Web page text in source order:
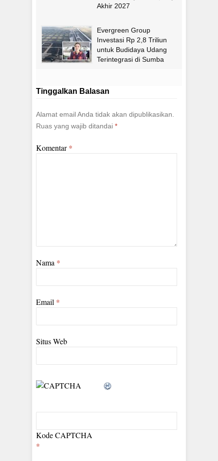
Akhir 2027
Evergreen Group
Investasi Rp 2,8 Triliun
untuk Budidaya Udang
Terintegrasi di Sumba
Tinggalkan Balasan
Alamat email Anda tidak akan dipublikasikan.
Ruas yang wajib ditandai *
Komentar*
Nama *
Email *
Situs Web
Kode CAPTCHA
*